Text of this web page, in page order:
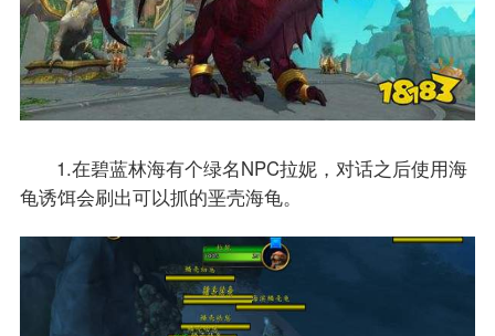
1.在碧蓝林海有个绿名NPC拉妮，对话之后使用海
龟诱饵会刷出可以抓的垩壳海龟。